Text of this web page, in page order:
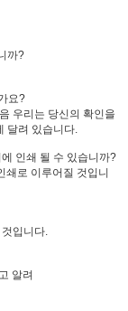
까?
요?
우리는 당신의 확인을
달려 있습니다.
인쇄 될 수 있습니까?
쇄로 이루어질 것입니
입니다.
알려